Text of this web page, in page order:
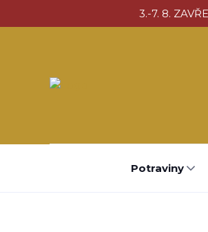
3.-7. 8.
Potraviny